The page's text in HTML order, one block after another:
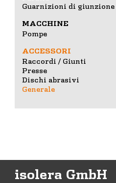
Guarnizioni di giunzione
MACCHINE
Pompe
ACCESSORI
Raccordi / Giunti
Presse
Dischi abrasivi
Generale
isolera GmbH